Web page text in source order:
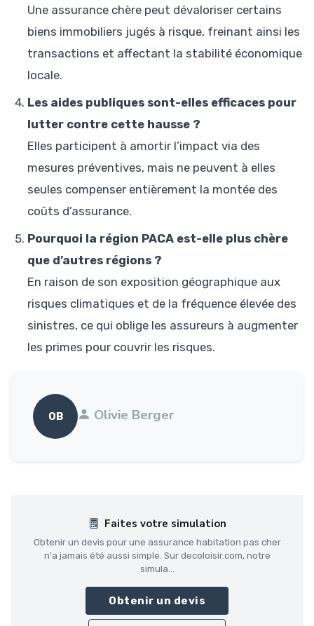
Une assurance chère peut dévaloriser certains
biens immobiliers jugés à risque, freinant ainsi les
transactions et affectant la stabilité économique
locale.
Les aides publiques sont-elles efficaces pour
lutter contre cette hausse ?
Elles participent à amortir l’impact via des
mesures préventives, mais ne peuvent à elles
seules compenser entièrement la montée des
coûts d’assurance.
Pourquoi la région PACA est-elle plus chère
que d’autres régions ?
En raison de son exposition géographique aux
risques climatiques et de la fréquence élevée des
sinistres, ce qui oblige les assureurs à augmenter
les primes pour couvrir les risques.
OB Olivie Berger
Faites votre simulation
Obtenir un devis pour une assurance habitation pas cher
n'a jamais été aussi simple. Sur decoloisir.com, notre
simula...
Obtenir un devis